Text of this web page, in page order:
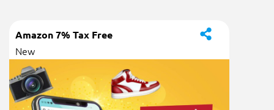
Amazon 7% Tax Free
New